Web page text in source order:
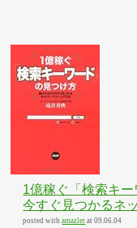
1億稼ぐ「検索キ
今すぐ見つかるネ
posted withamazlet at 09.06.04